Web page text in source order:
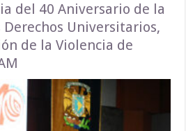
del 40 Aniversario de la
Universitarios,
de la Violencia de